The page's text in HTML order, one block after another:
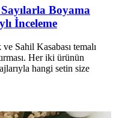
Boyama
İnceleme
Sahil Kasabası temalı
Her iki ürünün
hangi setin size